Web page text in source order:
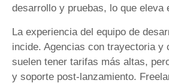
desarrollo y pruebas, lo que eleva
La experiencia del equipo de
incide. Agencias con trayectoria y
suelen tener tarifas más altas,
y soporte post-lanzamiento.